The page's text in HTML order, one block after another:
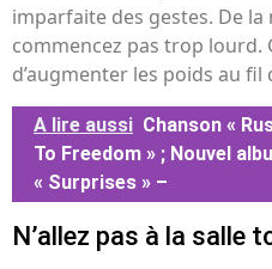
imparfaite des gestes. De
commencez pas trop lourd.
d’augmenter les poids au
A lire aussi Chanson «
To Freedom » ; Nouvel
« Surprises » –
N’allez pas à la salle